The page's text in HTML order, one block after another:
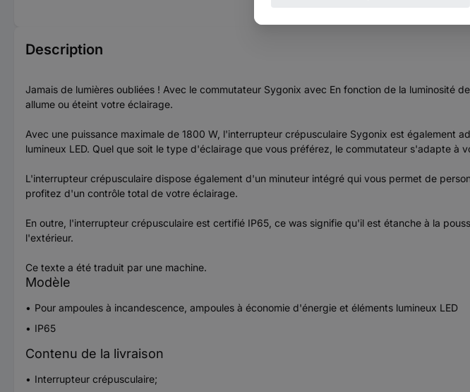
Description
Jamais de lumières oubliées ! Avec le commutateur Sygonix avec En fonction de la luminosité
allume ou éteint votre éclairage.
Avec une puissance maximale de 1800 W, l'interrupteur crépusculaire Sygonix est également
lumineux LED. Quel que soit le type d'éclairage que vous préférez, le commutateur s'adapte à
L'interrupteur crépusculaire dispose également d'un minuteur intégré qui vous permet de
profitez d'un contrôle total de votre éclairage.
En outre, l'interrupteur crépusculaire est certifié IP65, ce was signifie qu'il est étanche à la
l'extérieur.
Ce texte a été traduit par une machine.
Modèle
Pour ampoules à incandescence, ampoules à économie d'énergie et éléments lumineux LED
IP65
Contenu de la livraison
Interrupteur crépusculaire;